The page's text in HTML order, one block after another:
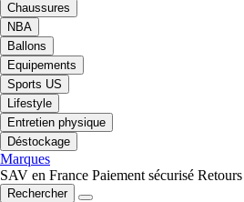
Chaussures
NBA
Ballons
Equipements
Sports US
Lifestyle
Entretien physique
Déstockage
Marques
SAV en France Paiement sécurisé
Rechercher